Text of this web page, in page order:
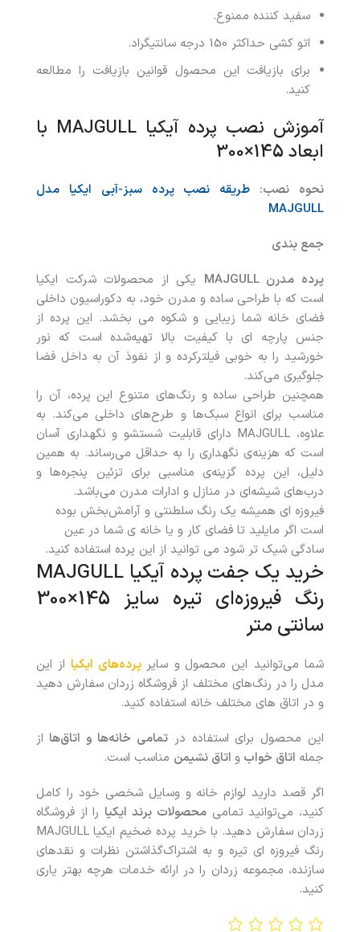
سفید کننده ممنوع.
اتو کشی حداکثر 150 درجه سانتیگراد.
برای بازیافت این محصول قوانین بازیافت را مطالعه
کنید.
آموزش نصب پرده آیکیا MAJGULL با
ابعاد 145×300
نحوه نصب: طریقه نصب پرده سبز-آبی ایکیا مدل
MAJGULL
جمع بندی
پرده مدرن MAJGULL
یکی از محصولات شرکت ایکیا
است که با طراحی ساده و مدرن خود، به دکوراسیون داخلی
فضای خانه شما زیبایی و شکوه می بخشد. این پرده از
جنس پارچه ای با کیفیت بالا تهیه‌شده است که نور
خورشید را به خوبی فیلتر‌کرده و از نفوذ آن به داخل فضا
جلوگیری می‌کند.
همچنین طراحی ساده و رنگ‌های متنوع این پرده، آن را
مناسب برای انواع سبک‌ها و طرح‌های داخلی می‌کند. به
علاوه، MAJGULL دارای قابلیت شستشو و نگهداری آسان
است که هزینه‌ی نگهداری را به حداقل می‌رساند. به همین
دلیل، این پرده گزینه‌ی مناسبی برای تزئین پنجره‌ها و
درب‌های شیشه‌ای در منازل و ادارات مدرن می‌باشد.
فیروزه ای همیشه یک رنگ سلطنتی و آرامش‌بخش بوده
است اگر مایلید تا فضای کار و یا خانه ی شما در عین
سادگی شیک تر شود می توانید از این پرده استفاده کنید.
خرید یک جفت پرده آیکیا MAJGULL
رنگ فیروزه‌ای تیره سایز 145×300
سانتی متر
شما می‌توانید این محصول و سایر پرده‌های ایکیا از این
مدل را در رنگ‌های مختلف از فروشگاه زردان سفارش دهید
و در اتاق های مختلف خانه استفاده کنید.
این محصول برای استفاده در تمامی خانه‌ها و اتاق‌ها از
جمله اتاق خواب و اتاق نشیمن مناسب است.
اگر قصد دارید لوازم خانه و وسایل شخصی خود را کامل
کنید، می‌توانید تمامی محصولات برند ایکیا را از فروشگاه
زردان سفارش دهید. با خريد پرده ضخیم ایکیا MAJGULL
رنگ فیروزه ای تیره و به اشتراک‌گذاشتن نظرات و نقدهای
سازنده، مجموعه زردان را در ارائه خدمات هرچه بهتر ياری
کنيد.